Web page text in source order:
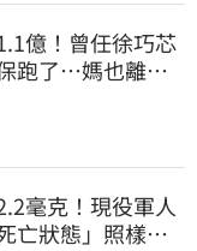
億！曾任徐巧芯
跑了…媽也離
毫克！現役軍人
亡狀態」照樣開